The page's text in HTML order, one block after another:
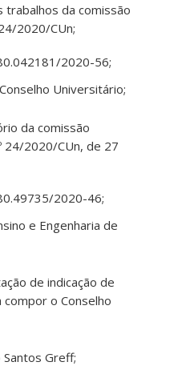
da comissão
2020/CUn;
2020-56;
Universitário;
da comissão
24/2020/CUn, de 27
2020-46;
e Engenharia de
de indicação de
o Conselho
Greff;